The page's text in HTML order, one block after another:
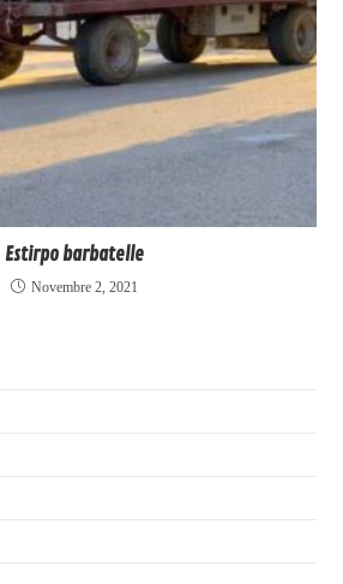
Estirpo barbatelle
Novembre 2, 2021